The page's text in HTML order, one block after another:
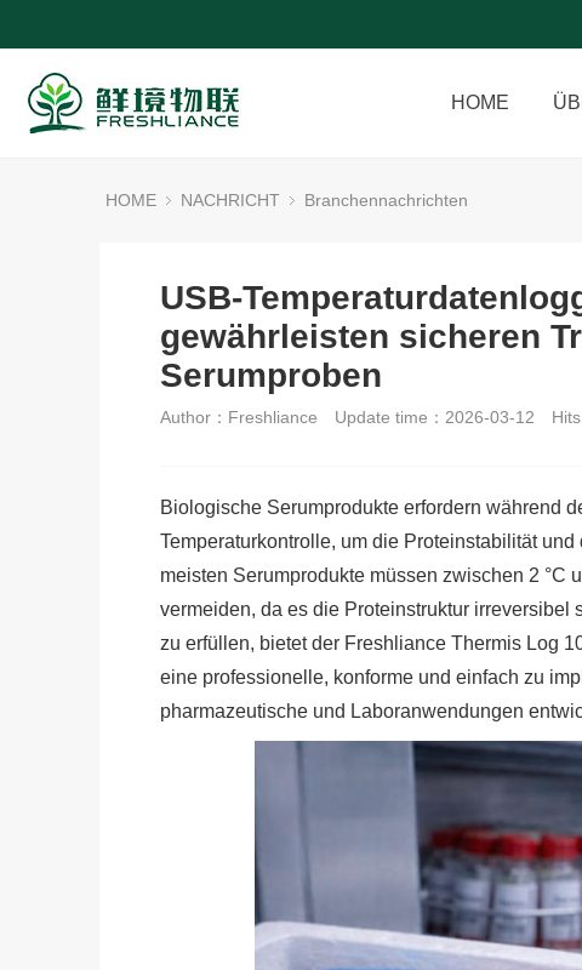
HOME
HOME NACHRICHT Branchennachrichten
USB-
gewährleisten sicheren
Serumproben
Author：Freshliance Update time：2026-03-12 Hits
Biologische Serumprodukte erfordern während
Temperaturkontrolle, um die Proteinstabilität
meisten Serumprodukte müssen zwischen 2 °C
vermeiden, da es die Proteinstruktur
zu erfüllen, bietet der Freshliance Thermis Log
eine professionelle, konforme und einfach zu
pharmazeutische und Laboranwendungen